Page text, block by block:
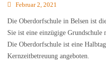
Februar 2, 2021
Die Oberdorfschule in Belsen ist
Sie ist eine einzügige Grundschule
Die Oberdorfschule ist eine
Kernzeitbetreuung angeboten.